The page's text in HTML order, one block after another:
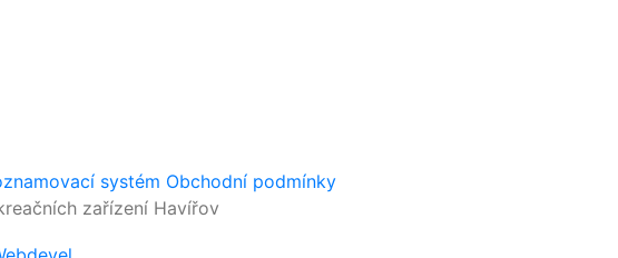
systém Obchodní podmínky
zařízení Havířov